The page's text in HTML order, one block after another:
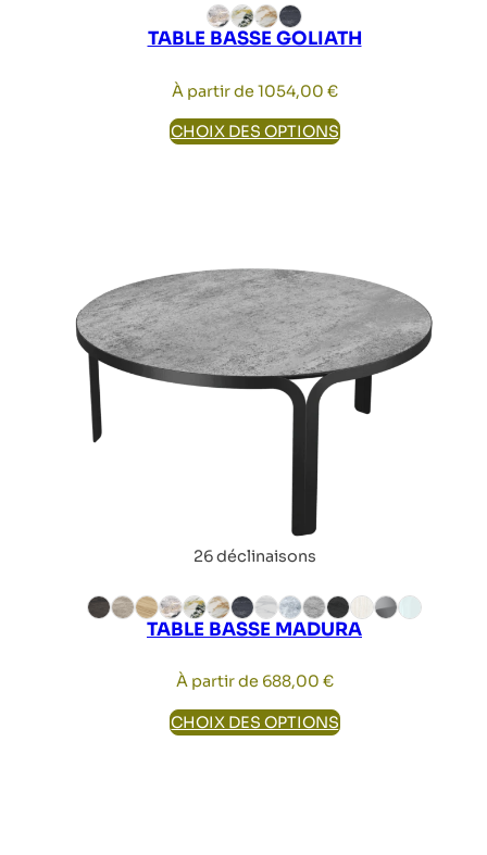
TABLE BASSE GOLIATH
À partir de1054,00 €
CHOIX DES OPTIONS
26 déclinaisons
TABLE BASSE MADURA
À partir de 688,00 €
CHOIX DES OPTIONS